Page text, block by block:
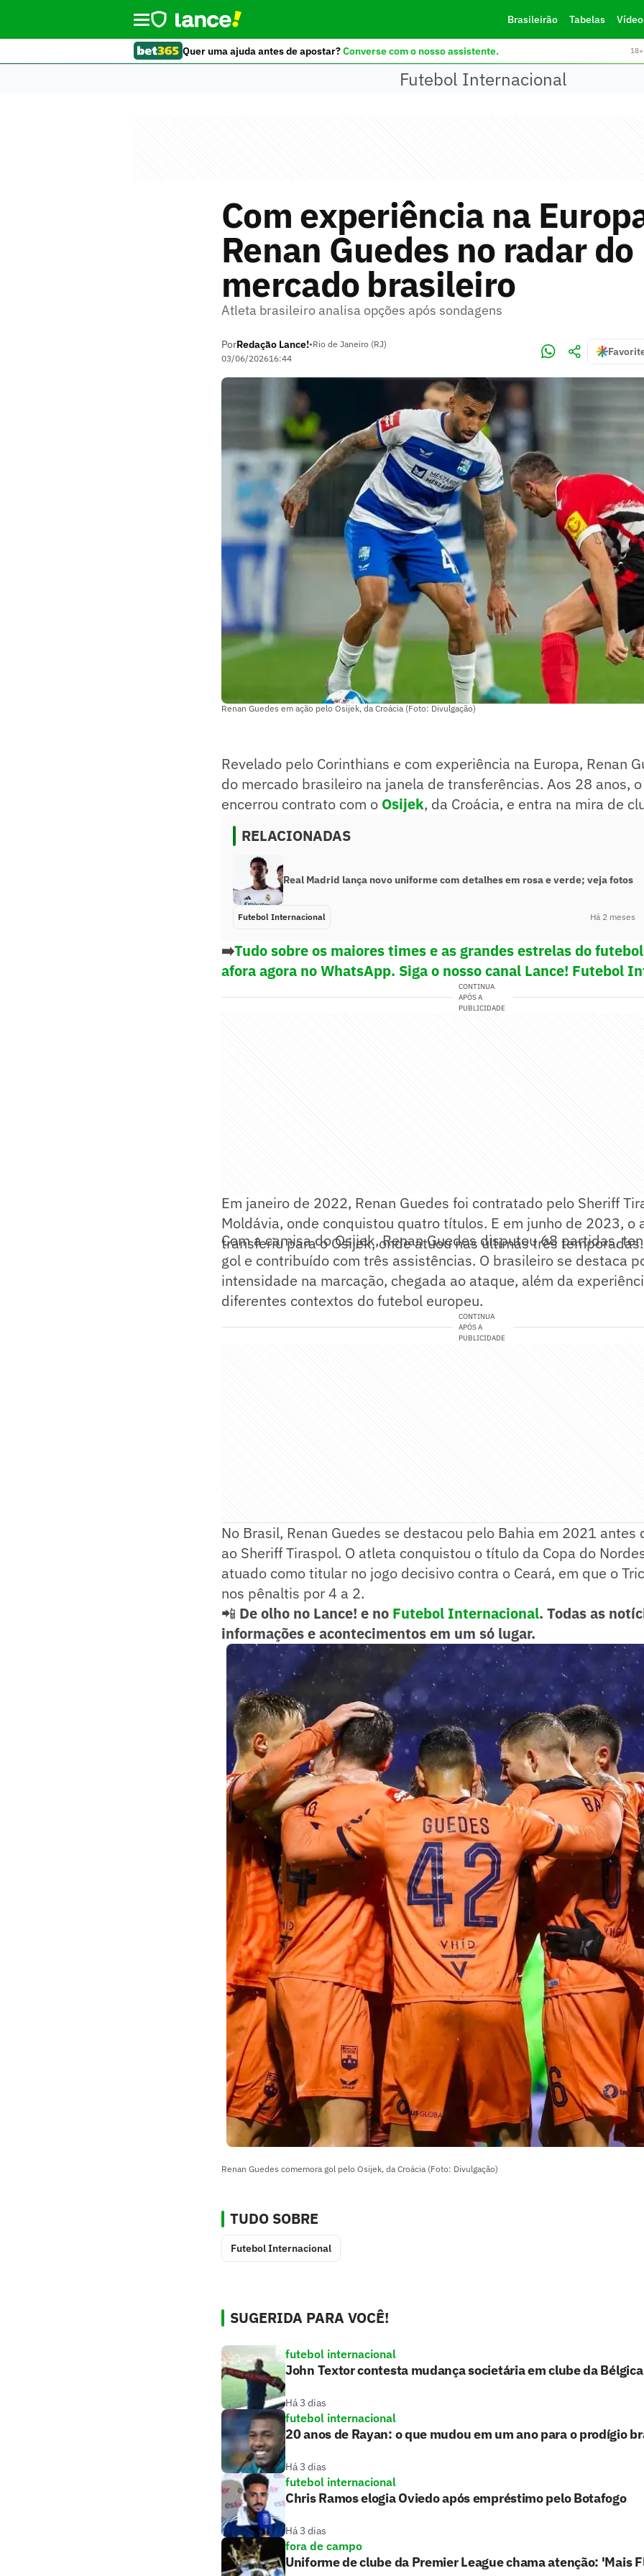
Brasileirão Tabelas
Quer uma ajuda antes de apostar?Converse com o nosso assistente.
Futebol Internacional
Com experiência na
Renan Guedes no radar do
mercado brasileiro
Atleta brasileiro analisa opções após sondagens
PorRedação Lance!•Rio de Janeiro (RJ)
03/06/202616:44
Renan Guedes em ação pelo Osijek, da Croácia (Foto: Divulgação)
Revelado pelo Corinthians e com experiência na Europa, Renan
do mercado brasileiro na janela de transferências. Aos 28 anos,
encerrou contrato com o Osijek, da Croácia, e entra na mira de
RELACIONADAS
Real Madrid lança novo uniforme com detalhes em rosa e verde; veja fotos
Futebol Internacional Há 2 meses
➡️Tudo sobre os maiores times e as grandes estrelas do
afora agora no WhatsApp. Siga o nosso canal Lance! Futebol
CONTINUA
APÓS A
PUBLICIDADE
Em janeiro de 2022, Renan Guedes foi contratado pelo Sheriff
Moldávia, onde conquistou quatro títulos. E em junho de 2023, o
transferiu para o Osijek, onde atuou nas últimas três temporadas.
Com a camisa do Osijek, Renan Guedes disputou 68 partidas,
gol e contribuído com três assistências. O brasileiro se destaca
intensidade na marcação, chegada ao ataque, além da
diferentes contextos do futebol europeu.
CONTINUA
APÓS A
PUBLICIDADE
No Brasil, Renan Guedes se destacou pelo Bahia em 2021 antes
ao Sheriff Tiraspol. O atleta conquistou o título da Copa do
atuado como titular no jogo decisivo contra o Ceará, em que o
nos pênaltis por 4 a 2.
📲 De olho no Lance! e no Futebol Internacional. Todas as
informações e acontecimentos em um só lugar.
Renan Guedes comemora gol pelo Osijek, da Croácia (Foto: Divulgação)
TUDO SOBRE
Futebol Internacional
SUGERIDA PARA VOCÊ!
futebol internacional
John Textor contesta mudança societária em clube da Bélgica
Há 3 dias
futebol internacional
20 anos de Rayan: o que mudou em um ano para o prodígio
Há 3 dias
futebol internacional
Chris Ramos elogia Oviedo após empréstimo pelo Botafogo
Há 3 dias
fora de campo
Uniforme de clube da Premier League chama atenção: 'Mais